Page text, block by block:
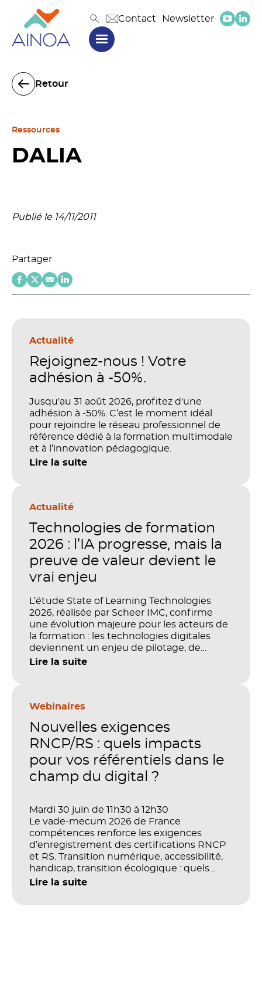
Contact Newsletter
Retour
Ressources
DALIA
Publié le 14/11/2011
Partager
Actualité
Rejoignez-nous ! Votre
adhésion à -50%.
Jusqu'au 31 août 2026, profitez d'une
adhésion à -50%. C’est le moment idéal
pour rejoindre le réseau professionnel de
référence dédié à la formation multimodale
et à l’innovation pédagogique.
Lire la suite
Actualité
Technologies de formation
2026 : l’IA progresse, mais la
preuve de valeur devient le
vrai enjeu
L’étude State of Learning Technologies
2026, réalisée par Scheer IMC, confirme
une évolution majeure pour les acteurs de
la formation : les technologies digitales
deviennent un enjeu de pilotage, de
performance et de preuve de valeur. IA,
stratégique. Mais comment démontrer
investissements sur les compétences, la
productivité et la performance des
Lire la suite
Webinaires
Nouvelles exigences
RNCP/RS : quels impacts
pour vos référentiels dans le
champ du digital ?
Mardi 30 juin de 11h30 à 12h30
Le vade-mecum 2026 de France
compétences renforce les exigences
d’enregistrement des certifications RNCP
et RS. Transition numérique, accessibilité,
handicap, transition écologique : quels
impacts concrets pour les référentiels dans
Lire la suite